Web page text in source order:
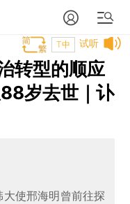
试听
T中
转型的顺应
岁去世｜讣
使邢海明曾前往探